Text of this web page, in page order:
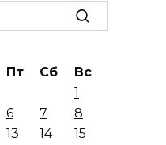
Пт Сб
Вс
1
6 7
8
13 14
15